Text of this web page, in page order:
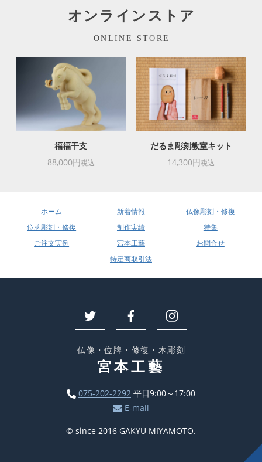
オンラインストア
ONLINE STORE
福福干支
88,000円税込
だるま彫刻教室キット
14,300円税込
ホーム 新着情報
仏像彫刻・修復
位牌彫刻・修復
制作実績
特集
ご注文実例
宮本工藝
お問合せ
特定商取引法
仏像・位牌・修復・木彫刻
宮本工藝
075-202-2292 平日9:00～17:00
E-mail
© since 2016 GAKYU MIYAMOTO.